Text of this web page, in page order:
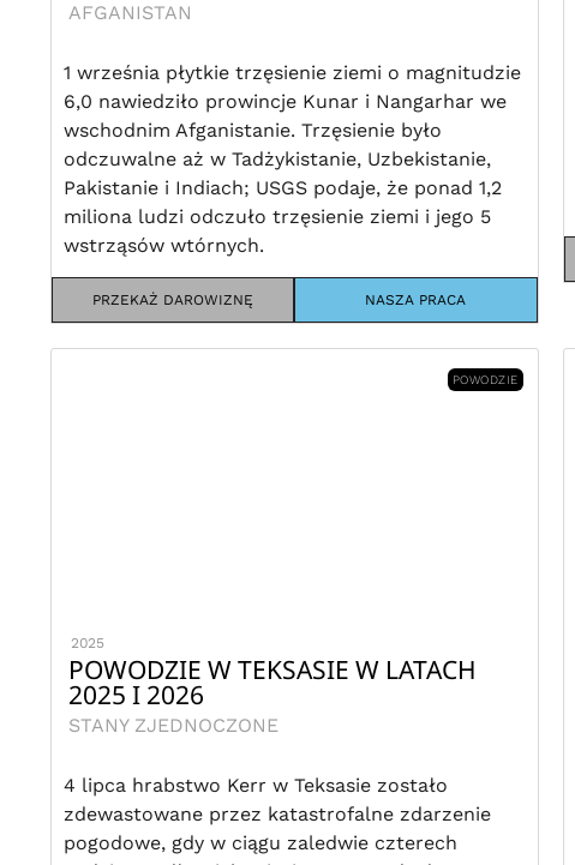
AFGANISTAN
1 września płytkie trzęsienie ziemi o magnitudzie
6,0 nawiedziło prowincje Kunar i Nangarhar we
wschodnim Afganistanie. Trzęsienie było
odczuwalne aż w Tadżykistanie, Uzbekistanie,
Pakistanie i Indiach; USGS podaje, że ponad 1,2
miliona ludzi odczuło trzęsienie ziemi i jego 5
wstrząsów wtórnych.
PRZEKAŻ DAROWIZNĘ NASZA PRACA
POWODZIE
2025
POWODZIE W TEKSASIE W LATACH
2025 I 2026
STANY ZJEDNOCZONE
4 lipca hrabstwo Kerr w Teksasie zostało
zdewastowane przez katastrofalne zdarzenie
pogodowe, gdy w ciągu zaledwie czterech